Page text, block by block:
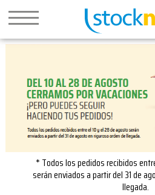
* Todos los pedidos recibidos
serán enviados a partir del 31 de
llegada.